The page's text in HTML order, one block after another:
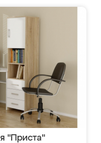
"Приста"